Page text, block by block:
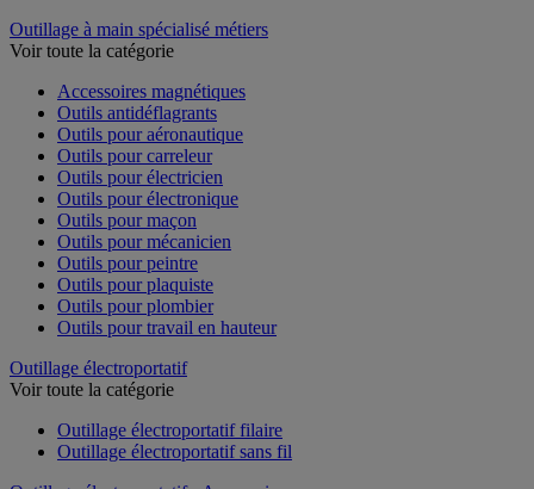
Outillage à main spécialisé métiers
Voir toute la catégorie
Accessoires magnétiques
Outils antidéflagrants
Outils pour aéronautique
Outils pour carreleur
Outils pour électricien
Outils pour électronique
Outils pour maçon
Outils pour mécanicien
Outils pour peintre
Outils pour plaquiste
Outils pour plombier
Outils pour travail en hauteur
Outillage électroportatif
Voir toute la catégorie
Outillage électroportatif filaire
Outillage électroportatif sans fil